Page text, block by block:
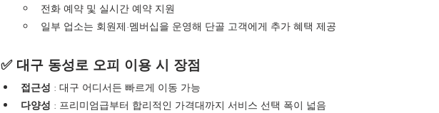
전화 예약 및 실시간 예약 지원
일부 업소는 회원제·멤버십을 운영해 단골 고객에게 추가 혜택 제공
✅ 대구 동성로 오피 이용 시 장점
접근성 : 대구 어디서든 빠르게 이동 가능
다양성 : 프리미엄급부터 합리적인 가격대까지 서비스 선택 폭이 넓음